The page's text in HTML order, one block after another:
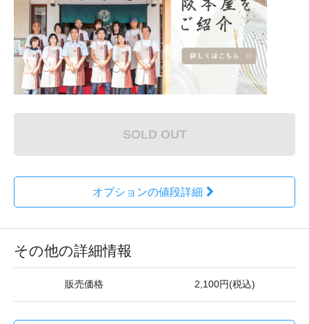
SOLD OUT
オプションの値段詳細
その他の詳細情報
販売価格 2,100円(税込)